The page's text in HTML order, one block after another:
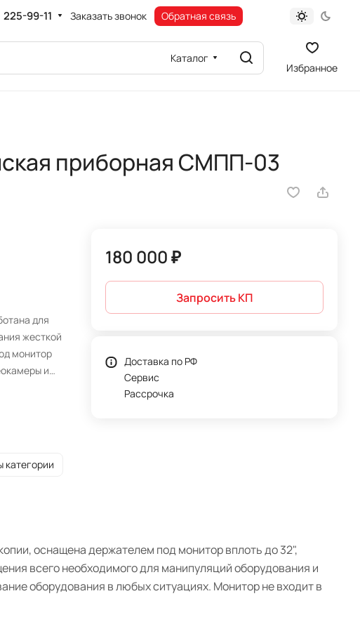
99-11 Заказать звонок Обратная связь
Каталог
Избранное
приборная СМПП-03
для
жесткой
монитор
и
категории
180 000 ₽
Запросить КП
Доставка по РФ
Сервис
Рассрочка
оснащена держателем под монитор вплоть до 32",
всего необходимого для манипуляций оборудования и
оборудования в любых ситуациях. Монитор не входит в